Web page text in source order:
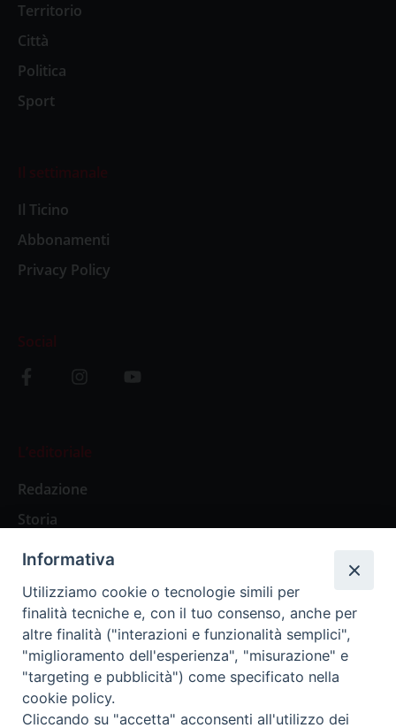
Territorio
Città
Politica
Sport
Il settimanale
Il Ticino
Abbonamenti
Privacy Policy
Social
L’editoriale
Redazione
Storia
Abbonamenti
Abbonamento Annuale Digitale
Abbonamento Annuale Cartaceo
Abbonamento Singola Copia Digitale
Informativa
Utilizziamo cookie o tecnologie simili per
finalità tecniche e, con il tuo consenso, anche per
altre finalità ("interazioni e funzionalità semplici",
"miglioramento dell'esperienza", "misurazione" e
"targeting e pubblicità") come specificato nella
cookie policy.
Cliccando su "accetta" acconsenti all'utilizzo dei